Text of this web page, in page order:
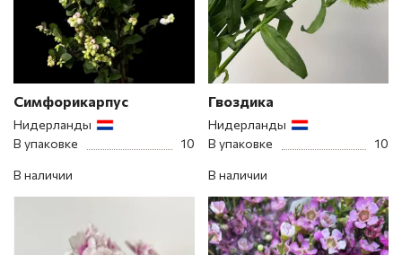
Симфорикарпус
Нидерланды
В упаковке
10
В наличии
Гвоздика
Нидерланды
В упаковке
10
В наличии